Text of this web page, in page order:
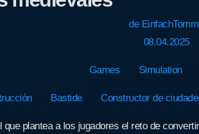
de
08.04.2025
Games Simulation
Bastide Constructor de
plantea a los jugadores el reto de